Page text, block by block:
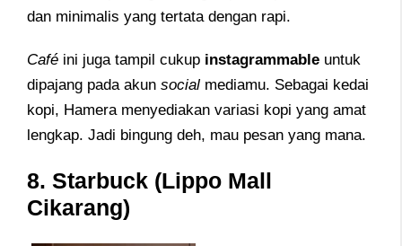
dan minimalis yang tertata dengan rapi.
Café ini juga tampil cukup instagrammable untuk
dipajang pada akun social mediamu. Sebagai kedai
kopi, Hamera menyediakan variasi kopi yang amat
lengkap. Jadi bingung deh, mau pesan yang mana.
8. Starbuck (Lippo Mall
Cikarang)